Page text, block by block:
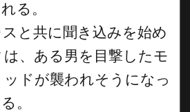
る。
と共に聞き込みを始め
、ある男を目撃したモ
ドが襲われそうになっ
。